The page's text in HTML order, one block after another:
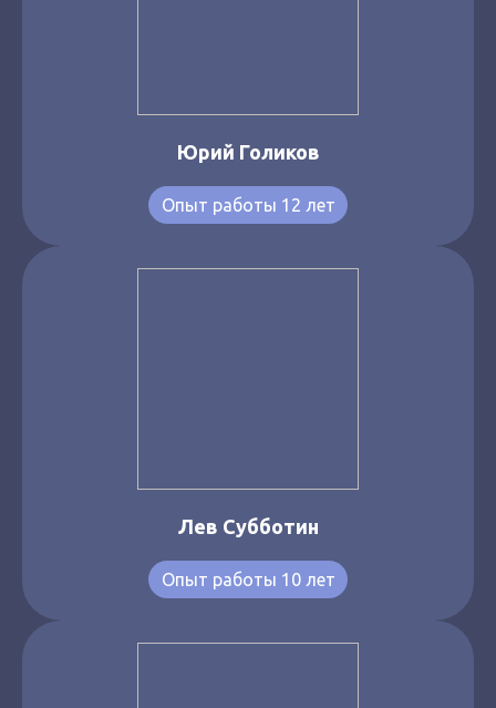
Юрий Голиков
Опыт работы 12 лет
Лев Субботин
Опыт работы 10 лет